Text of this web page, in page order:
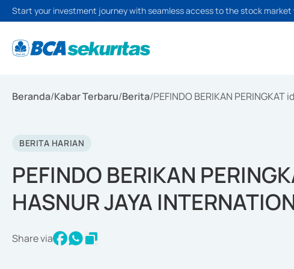
Start your investment journey with seamless access to the stock market
Beranda/Kabar Terbaru/Berita/PEFINDO BERIKAN PERINGKAT
BERITA HARIAN
PEFINDO BERIKAN
HASNUR JAYA
Share via